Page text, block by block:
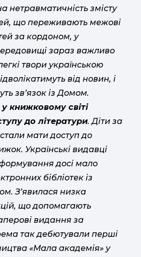
нетравматичність змісту
що переживають межові
за кордоном, у
зараз важливо
твори українською
від новин, і
зв’язок із Домом.
книжковому світі
до літератури. Діти за
мати доступ до
Українські видавці
досі мало
бібліотек із
З’явилася низка
що допомагають
видання за
так дебютували перші
«Мала академія» у